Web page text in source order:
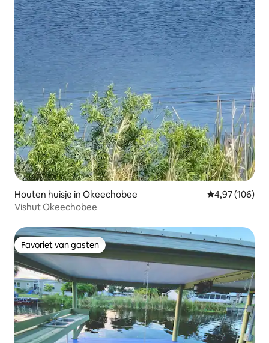
Houten huisje in Okeechobee Gemiddelde
4,97 (106)
Vishut Okeechobee
Favoriet van gasten
Favoriet van gasten